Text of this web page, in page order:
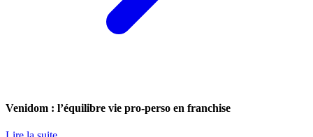
Venidom : l’équilibre vie pro-perso en franchise